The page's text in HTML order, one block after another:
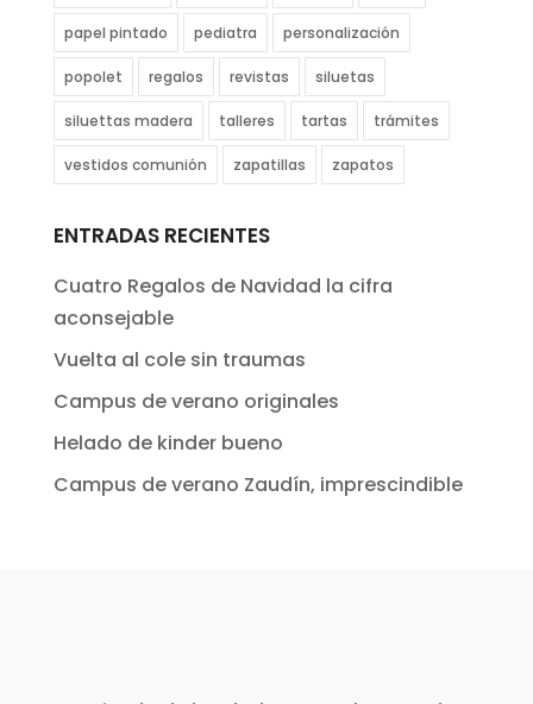
papel pintado pediatra personalización
popolet regalos revistas siluetas
siluettas madera talleres tartas trámites
vestidos comunión zapatillas zapatos
ENTRADAS RECIENTES
Cuatro Regalos de Navidad la cifra
aconsejable
Vuelta al cole sin traumas
Campus de verano originales
Helado de kinder bueno
Campus de verano Zaudín, imprescindible